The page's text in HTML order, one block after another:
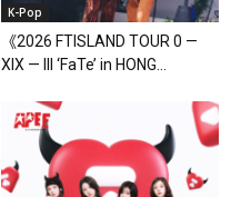
K-Pop
《2026 FTISLAND TOUR 0 —
XIX — III ‘FaTe’ in HONG...